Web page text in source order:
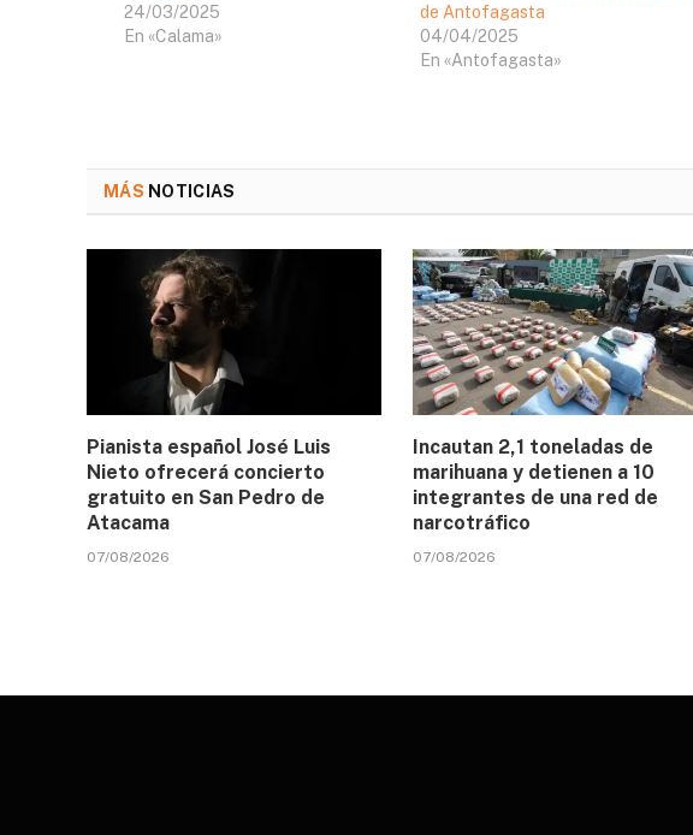
24/03/2025
En «Calama»
de Antofagasta
04/04/2025
En «Antofagasta»
MÁS NOTICIAS
Pianista español José Luis
Nieto ofrecerá concierto
gratuito en San Pedro de
Atacama
07/08/2026
Incautan 2,1 toneladas de
marihuana y detienen a 10
integrantes de una red de
narcotráfico
07/08/2026